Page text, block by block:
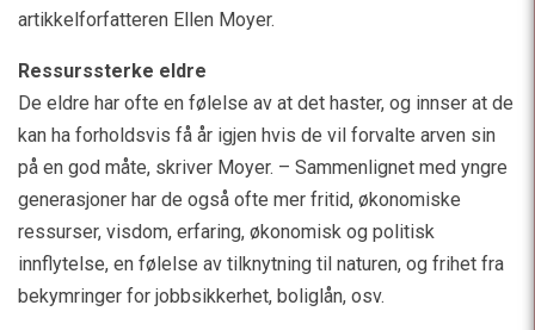
artikkelforfatteren Ellen Moyer.
Ressurssterke eldre
De eldre har ofte en følelse av at det haster, og innser at de
kan ha forholdsvis få år igjen hvis de vil forvalte arven sin
på en god måte, skriver Moyer. – Sammenlignet med yngre
generasjoner har de også ofte mer fritid, økonomiske
ressurser, visdom, erfaring, økonomisk og politisk
innflytelse, en følelse av tilknytning til naturen, og frihet fra
bekymringer for jobbsikkerhet, boliglån, osv.